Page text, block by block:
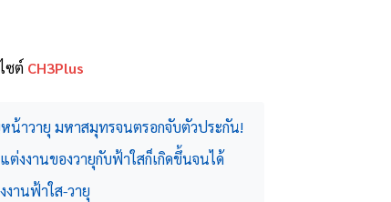
ซต์ CH3Plus
น้าวายุ มหาสมุทรจนตรอกจับตัวประกัน!
งงานของวายุกับฟ้าใสก็เกิดขึ้นจนได้
านฟ้าใส-วายุ